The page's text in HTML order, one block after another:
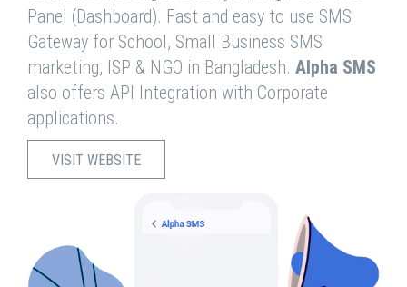
Panel (Dashboard). Fast and easy to use SMS
Gateway for School, Small Business SMS
marketing, ISP & NGO in Bangladesh. Alpha SMS
also offers API Integration with Corporate
applications.
VISIT WEBSITE